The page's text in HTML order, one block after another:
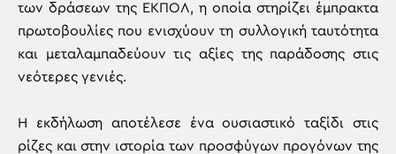
των δράσεων της ΕΚΠΟΛ, η οποία στηρίζει έμπρακτα
πρωτοβουλίες που ενισχύουν τη συλλογική ταυτότητα
και μεταλαμπαδεύουν τις αξίες της παράδοσης στις
νεότερες γενιές.
Η εκδήλωση αποτέλεσε ένα ουσιαστικό ταξίδι στις
ρίζες και στην ιστορία των προσφύγων προγόνων της